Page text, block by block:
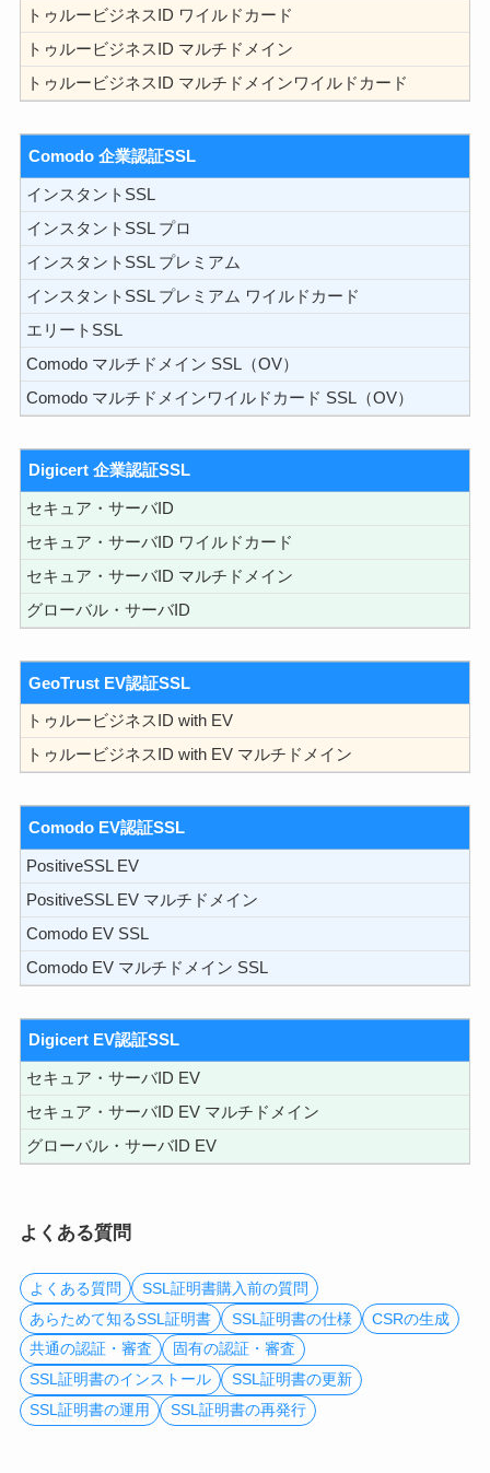
トゥルービジネスID ワイルドカード
トゥルービジネスID マルチドメイン
トゥルービジネスID マルチドメインワイルドカード
Comodo 企業認証SSL
インスタントSSL
インスタントSSL プロ
インスタントSSL プレミアム
インスタントSSL プレミアム ワイルドカード
エリートSSL
Comodo マルチドメイン SSL（OV）
Comodo マルチドメインワイルドカード SSL（OV）
Digicert 企業認証SSL
セキュア・サーバID
セキュア・サーバID ワイルドカード
セキュア・サーバID マルチドメイン
グローバル・サーバID
GeoTrust EV認証SSL
トゥルービジネスID with EV
トゥルービジネスID with EV マルチドメイン
Comodo EV認証SSL
PositiveSSL EV
PositiveSSL EV マルチドメイン
Comodo EV SSL
Comodo EV マルチドメイン SSL
Digicert EV認証SSL
セキュア・サーバID EV
セキュア・サーバID EV マルチドメイン
グローバル・サーバID EV
よくある質問
よくある質問
SSL証明書購入前の質問
あらためて知るSSL証明書
SSL証明書の仕様
CSRの生成
共通の認証・審査
固有の認証・審査
SSL証明書のインストール
SSL証明書の更新
SSL証明書の運用
SSL証明書の再発行